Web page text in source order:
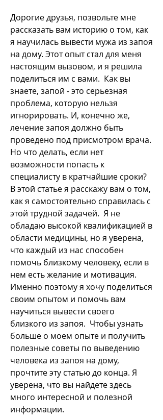
Дорогие друзья, позвольте мне
рассказать вам историю о том, как
я научилась вывести мужа из запоя
на дому. Этот опыт стал для меня
настоящим вызовом, и я решила
поделиться им с вами.  Как вы
знаете, запой - это серьезная
проблема, которую нельзя
игнорировать. И, конечно же,
лечение запоя должно быть
проведено под присмотром врача.
Но что делать, если нет
возможности попасть к
специалисту в кратчайшие сроки?
В этой статье я расскажу вам о том,
как я самостоятельно справилась с
этой трудной задачей.  Я не
обладаю высокой квалификацией в
области медицины, но я уверена,
что каждый из нас способен
помочь близкому человеку, если в
нем есть желание и мотивация.
Именно поэтому я хочу поделиться
своим опытом и помочь вам
научиться вывести своего
близкого из запоя.  Чтобы узнать
больше о моем опыте и получить
полезные советы по выведению
человека из запоя на дому,
прочтите эту статью до конца. Я
уверена, что вы найдете здесь
много интересной и полезной
информации.